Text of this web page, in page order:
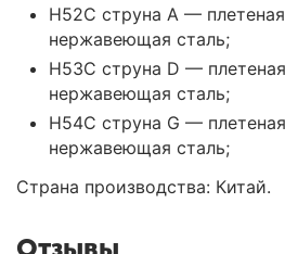
H52C струна A —
нержавеющая сталь;
H53C струна D —
нержавеющая сталь;
H54C струна G —
нержавеющая сталь;
Страна производства: Китай.
Отзывы